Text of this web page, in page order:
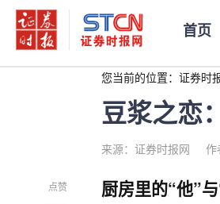
首页
您当前的位置： 证券时
豆浆之恋
来源：证券时报网 作
点赞 厨房里的“他”